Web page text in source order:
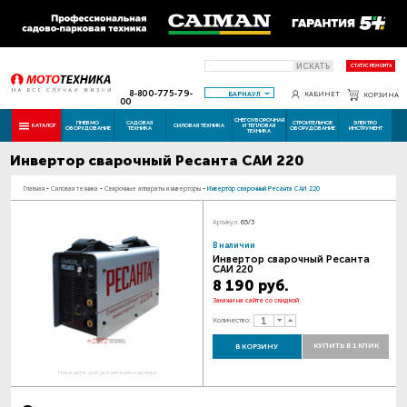
ИСКАТЬ СТАТУС РЕМОНТА
8-800-775-79-
00
БАРНАУЛ КАБИНЕТ КОРЗИНА
КАТАЛОГ ПНЕВМО
ОБОРУДОВАНИЕ
САДОВАЯ
ТЕХНИКА СИЛОВАЯ ТЕХНИКА
СНЕГОУБОРОЧНАЯ
И ТЕПЛОВАЯ
ТЕХНИКА
СТРОИТЕЛЬНОЕ
ОБОРУДОВАНИЕ
ЭЛЕКТРО
ИНСТРУМЕНТ
Инвертор сварочный Ресанта САИ 220
Главная - Силовая техника - Сварочные аппараты и инверторы - Инвертор сварочный Ресанта САИ 220
Наведите для увеличения картинки
Артикул: 65/3
В наличии
Инвертор сварочный Ресанта
САИ 220
8 190 руб.
Закажи на сайте со скидкой
Количество:
В КОРЗИНУ КУПИТЬ В 1 КЛИК